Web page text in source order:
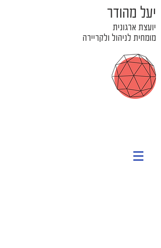
יעל מהודר
יועצת ארגונית
מומחית לניהול ולקריירה